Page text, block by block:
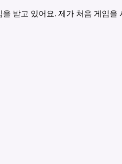
받고 있어요. 제가 처음 게임을